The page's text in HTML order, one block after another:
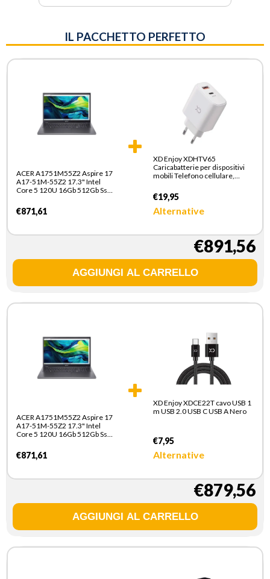
IL PACCHETTO PERFETTO
ACER A1751M55Z2 Aspire 17
A17-51M-55Z2 17.3" Intel
Core 5 120U 16Gb 512Gb Ssd
€871,61
XD Enjoy XDHTV65
Caricabatterie per dispositivi
mobili Telefono cellulare,
Ricarica rapida Interno
€19,95
Alternative
€891,56
ACER A1751M55Z2 Aspire 17
A17-51M-55Z2 17.3" Intel
Core 5 120U 16Gb 512Gb Ssd
€871,61
XD Enjoy XDCE22T cavo USB 1
m USB 2.0 USB C USB A Nero
€7,95
Alternative
€879,56